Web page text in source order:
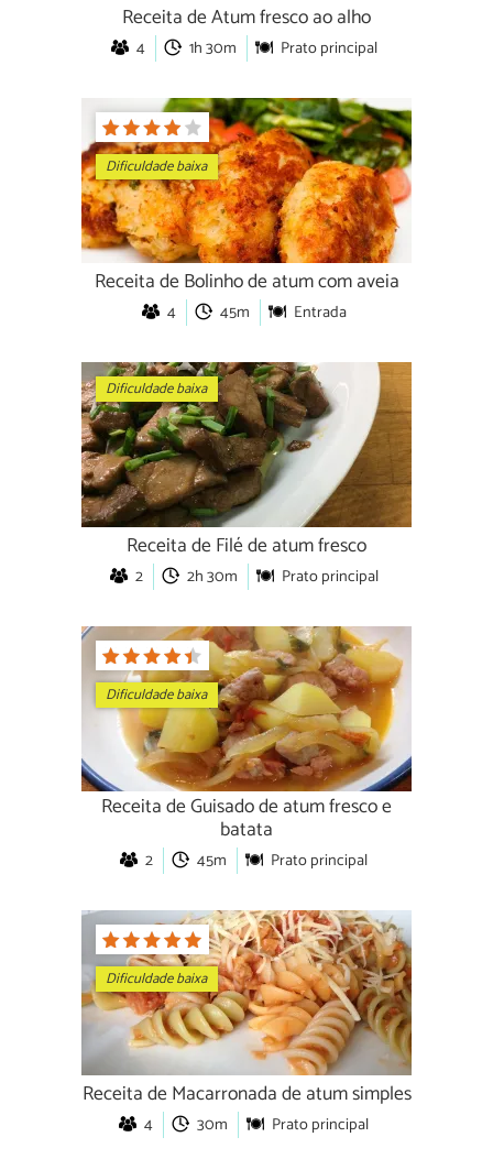
Receita de Atum fresco ao alho
4 1h 30m Prato principal
Dificuldade baixa
Receita de Bolinho de atum com aveia
4 45m Entrada
Dificuldade baixa
Receita de Filé de atum fresco
2 2h 30m Prato principal
Dificuldade baixa
Receita de Guisado de atum fresco e
batata
2 45m Prato principal
Dificuldade baixa
Receita de Macarronada de atum simples
4 30m Prato principal